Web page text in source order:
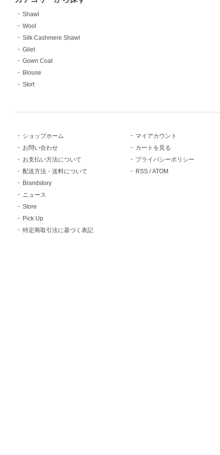
Shawl
Wool
Silk Cashmere Shawl
Gilet
Gown Coat
Blouse
Skirt
ショップホーム
お問い合わせ
お支払い方法について
配送方法・送料について
Brandstory
ニュース
Store
Pick Up
特定商取引法に基づく表記
マイアカウント
カートを見る
プライバシーポリシー
RSS /ATOM